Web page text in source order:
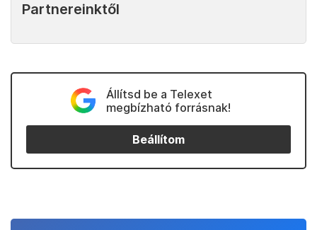
Partnereinktől
Állítsd be a Telexet
megbízható forrásnak!
Beállítom